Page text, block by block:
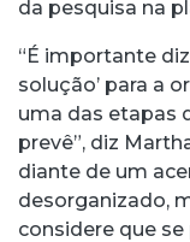
da pesquisa na
“É importante
solução’ para a
uma das etapas
prevê”, diz
diante de um
desorganizado,
considere que